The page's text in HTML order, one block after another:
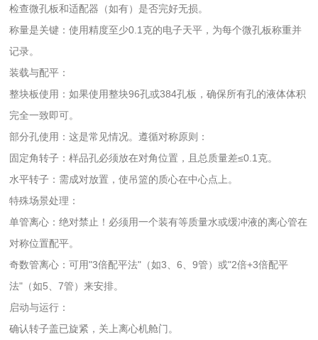
检查微孔板和适配器（如有）是否完好无损。
‌称量是关键‌：使用精度至少0.1克的电子天平，为每个微孔板称重并
记录。
‌装载与配平‌：
‌整块板使用‌：如果使用整块96孔或384孔板，确保‌所有孔的液体体积
完全一致‌即可。
‌部分孔使用‌：这是常见情况。遵循‌对称原则‌：
‌固定角转子‌：样品孔必须放在‌对角位置‌，且总质量差≤0.1克。
‌水平转子‌：需成对放置，使吊篮的质心在中心点上。
‌特殊场景处理‌：
‌单管离心‌：绝对禁止！必须用一个装有等质量水或缓冲液的离心管在
对称位置配平。
‌奇数管离心‌：可用"3倍配平法"（如3、6、9管）或"2倍+3倍配平
法"（如5、7管）来安排。
‌启动与运行‌：
确认转子盖已旋紧，关上离心机舱门。